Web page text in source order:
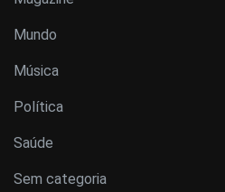
Mundo
Música
Política
Saúde
Sem categoria